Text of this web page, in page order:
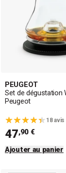
avons le verre
PEUGEOT
Set de dégustation
Peugeot
18 avis
47,90 €
Ajouter au panier